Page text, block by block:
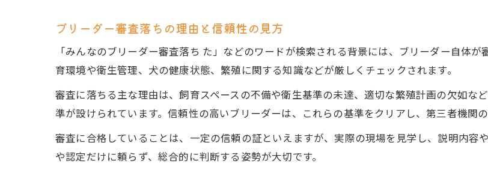
ブリーダー審査落ちの理由と信頼性の見方
「みんなのブリーダー審査落ち た」などのワードが検索される背景には、ブリーダー自体
育環境や衛生管理、犬の健康状態、繁殖に関する知識などが厳しくチェックされます。
審査に落ちる主な理由は、飼育スペースの不備や衛生基準の未達、適切な繁殖計画の欠如な
準が設けられています。信頼性の高いブリーダーは、これらの基準をクリアし、第三者機関
審査に合格していることは、一定の信頼の証といえますが、実際の現場を見学し、説明内容
や認定だけに頼らず、総合的に判断する姿勢が大切です。